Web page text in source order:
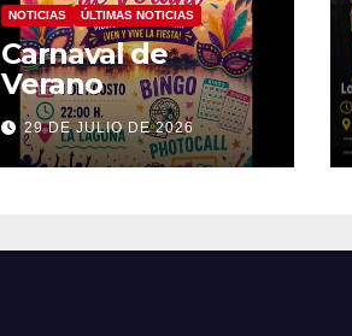
NOTICIAS ÚLTIMAS NOTICIAS
Carnaval de
Verano
29 DE JULIO DE 2026